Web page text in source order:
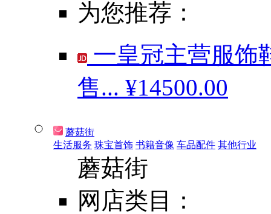
为您推荐：
一皇冠主营服饰
售... ¥14500.00
蘑菇街
生活服务 珠宝首饰 书籍音像 车品配件 其他行业
蘑菇街
网店类目：